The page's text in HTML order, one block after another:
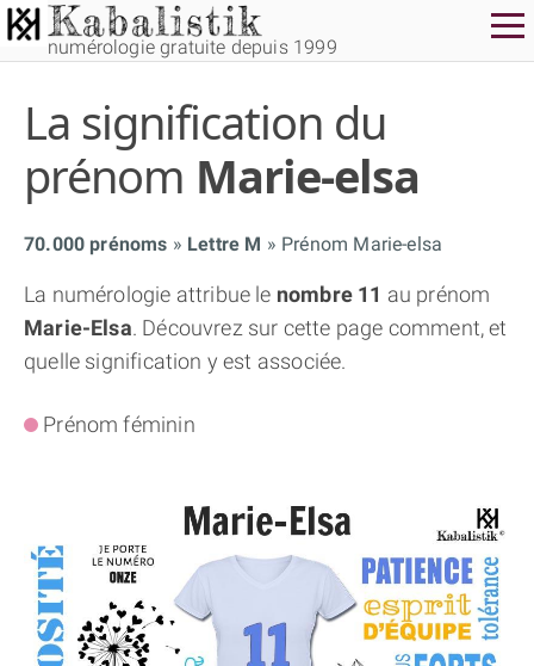
numérologie gratuite depuis 1999
La signification du
prénom Marie-elsa
70.000 prénoms Lettre M Prénom Marie-elsa
La numérologie attribue le nombre 11 au prénom
Marie-Elsa. Découvrez sur cette page comment, et
quelle signification y est associée.
Prénom féminin
THÈME GRATUIT
THÈME NUMÉROLOGIQUE APPROFONDI
THÈME TEMPOREL
THÈME « DOUBLE JE »
APPRENDRE LA NUMÉROLOGIE